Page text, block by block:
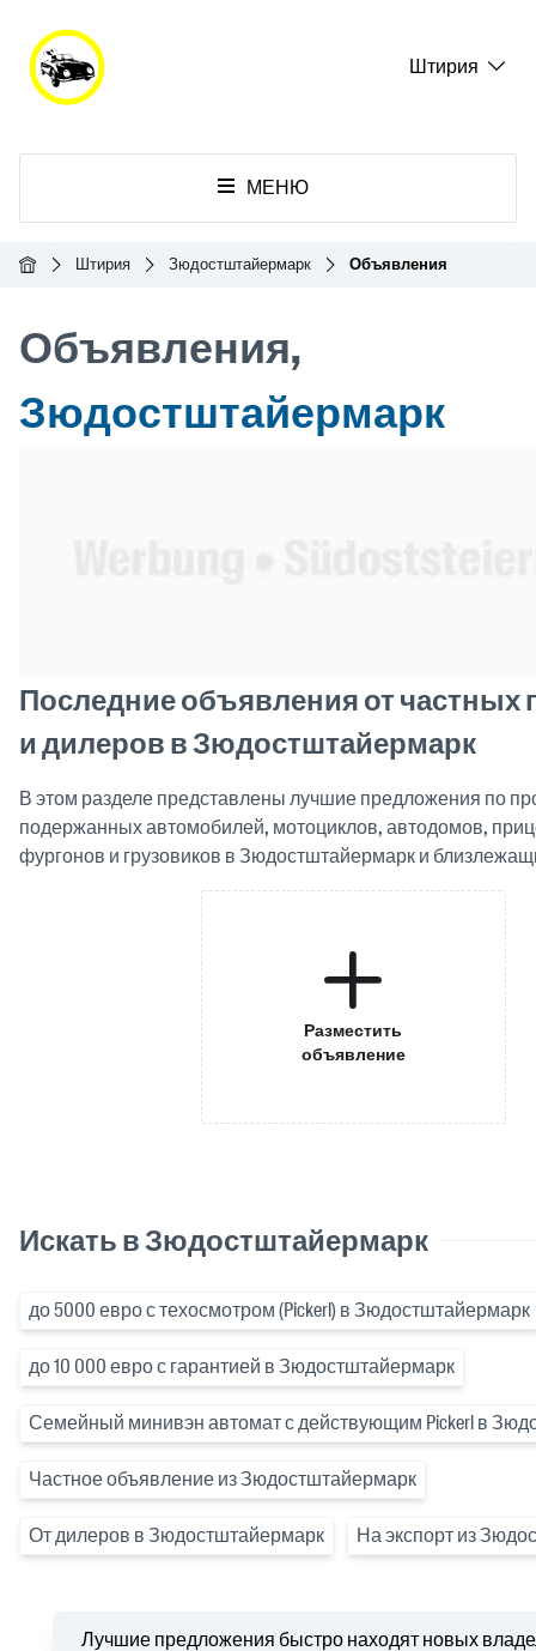
Штирия
МЕНЮ
ГлавнаяШтирия Зюдостштайермарк Объявления
Объявления,
Зюдостштайермарк
Последние объявления от частных
и дилеров в Зюдостштайермарк
В этом разделе представлены лучшие предложения по
подержанных автомобилей, мотоциклов, автодомов,
фургонов и грузовиков в Зюдостштайермарк и
Разместить
объявление
Искать в Зюдостштайермарк
до 5000 евро с техосмотром (Pickerl) в Зюдостштайермарк
до 10 000 евро с гарантией в Зюдостштайермарк
Семейный минивэн автомат с действующим Pickerl в
Частное объявление из Зюдостштайермарк
От дилеров в Зюдостштайермарк На экспорт из
Лучшие предложения быстро находят новых